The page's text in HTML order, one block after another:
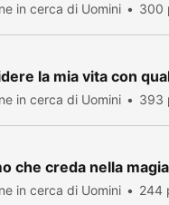
in cerca di Uomini 300
la mia vita con
in cerca di Uomini 393
che creda nella
in cerca di Uomini 244